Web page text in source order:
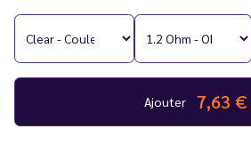
Conseil
: nous vous recommandons
avec un ratio 50/50 PG/VG.
Ajouter 7,63 €